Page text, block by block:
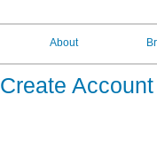
About
Create Account